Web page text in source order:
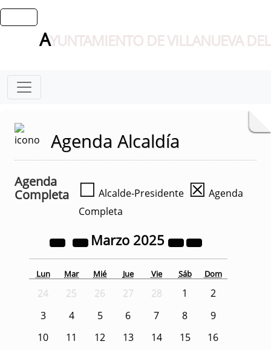
AYUNTAMIENTO DE VILLANUEVA
Agenda Alcaldía
Agenda
Completa
☐ Alcalde-Presidente ☒ Agenda
Completa
Marzo 2025
Lun Mar Mié Jue Vie Sáb Dom
24 25 26 27 28 1
2
3
4 5 6 7 8
9
10
11 12 13 14 15
16